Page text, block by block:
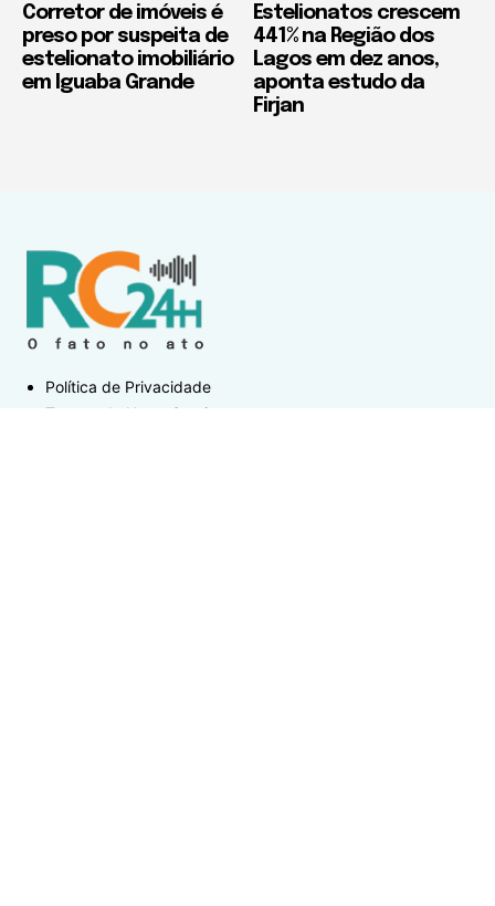
Corretor de imóveis é
preso por suspeita de
estelionato imobiliário
em Iguaba Grande
Estelionatos crescem
441% na Região dos
Lagos em dez anos,
aponta estudo da
Firjan
Política de Privacidade
Termos de Uso e Serviços